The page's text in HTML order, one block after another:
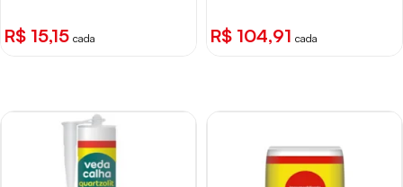
R$ 15,15 cada R$ 104,91 cada